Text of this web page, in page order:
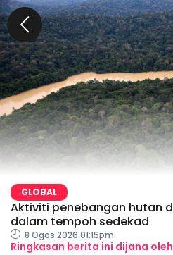
GLOBAL
Aktiviti penebangan hutan
dalam tempoh sedekad
8 Ogos 2026 01:15pm
Ringkasan berita ini dijana oleh